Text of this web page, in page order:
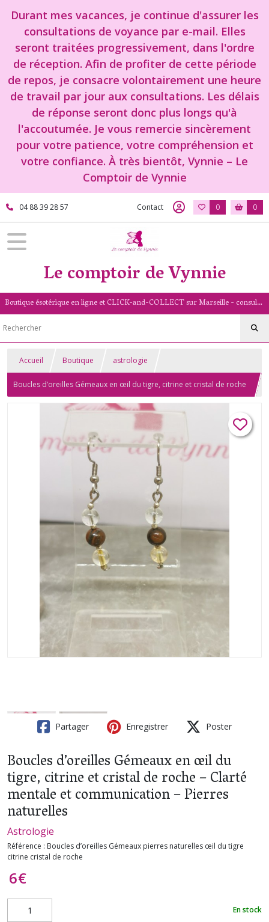
Durant mes vacances, je continue d'assurer les
consultations de voyance par e-mail. Elles
seront traitées progressivement, dans l'ordre
de réception. Afin de profiter de cette période
de repos, je consacre volontairement une heure
de travail par jour aux consultations. Les délais
de réponse seront donc plus longs qu'à
l'accoutumée. Je vous remercie sincèrement
pour votre patience, votre compréhension et
votre confiance. À très bientôt, Vynnie – Le
Comptoir de Vynnie
04 88 39 28 57 Contact 0 0
Le comptoir de Vynnie
Boutique ésotérique en ligne et CLICK-and-COLLECT sur Marseille - consultation de voyance par mail - livret numérologique (13/PACA)
Accueil Boutique astrologie
Boucles d’oreilles Gémeaux en œil du tigre, citrine et cristal de roche
– Clarté mentale et communication – Pierres naturelles
Partager Enregistrer Poster
Boucles d’oreilles Gémeaux en œil du
tigre, citrine et cristal de roche – Clarté
mentale et communication – Pierres
naturelles
Astrologie
Référence : Boucles d’oreilles Gémeaux pierres naturelles œil du tigre
citrine cristal de roche
6€
En stock